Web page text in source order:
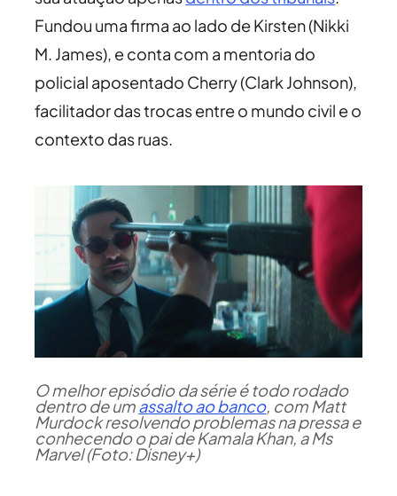
Fundou uma firma ao lado de Kirsten (Nikki
M. James), e conta com a mentoria do
policial aposentado Cherry (Clark Johnson),
facilitador das trocas entre o mundo civil e o
contexto das ruas.
O melhor episódio da série é todo rodado
dentro de umassalto ao banco, com Matt
Murdock resolvendo problemas na pressa e
conhecendo o pai de Kamala Khan, a Ms
Marvel (Foto: Disney+)